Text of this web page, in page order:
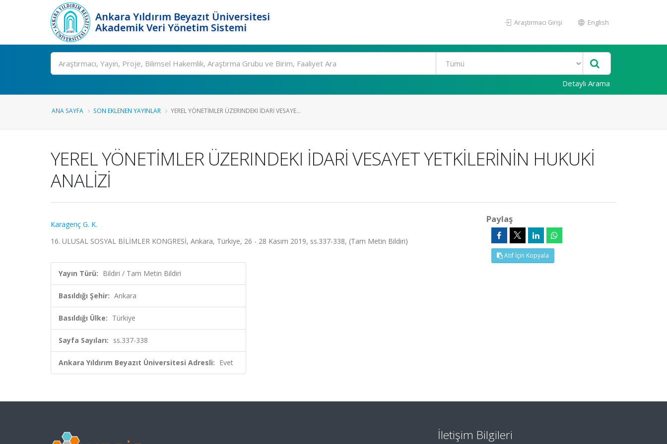
Ankara Yıldırım Beyazıt Üniversitesi
Akademik Veri Yönetim Sistemi
Araştırmacı Girişi English
Ara
Detaylı Arama
ANA SAYFA SON EKLENEN YAYINLAR YEREL YÖNETİMLER ÜZERINDEKI İDARİ VESAYE...
YEREL YÖNETİMLER ÜZERINDEKI İDARİ VESAYET YETKİLERİNİN HUKUKİ
ANALİZİ
Karagenç G. K.
16. ULUSAL SOSYAL BİLİMLER KONGRESİ, Ankara, Türkiye, 26 - 28 Kasım 2019, ss.337-338, (Tam Metin Bildiri)
Yayın Türü: Bildiri / Tam Metin Bildiri
Basıldığı Şehir: Ankara
Basıldığı Ülke: Türkiye
Sayfa Sayıları: ss.337-338
Ankara Yıldırım Beyazıt Üniversitesi Adresli: Evet
Paylaş
Atıf İçin Kopyala
İletişim Bilgileri